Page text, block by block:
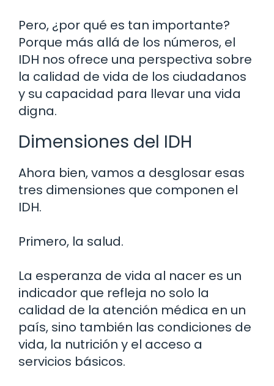
Pero, ¿por qué es tan importante?
Porque más allá de los números, el
IDH nos ofrece una perspectiva sobre
la calidad de vida de los ciudadanos
y su capacidad para llevar una vida
digna.
Dimensiones del IDH
Ahora bien, vamos a desglosar esas
tres dimensiones que componen el
IDH.
Primero, la salud.
La esperanza de vida al nacer es un
indicador que refleja no solo la
calidad de la atención médica en un
país, sino también las condiciones de
vida, la nutrición y el acceso a
servicios básicos.